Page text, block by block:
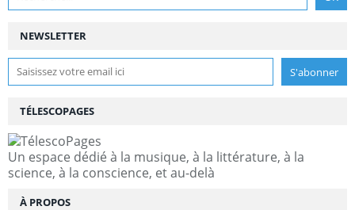
NEWSLETTER
TÉLESCOPAGES
Un espace dédié à la musique, à la littérature, à la
science, à la conscience, et au-delà
À PROPOS